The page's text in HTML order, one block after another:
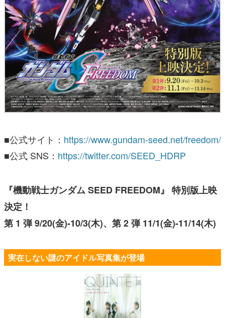
■公式サイト： https://www.gundam-seed.net/freedom/
■公式 SNS： https://twitter.com/SEED_HDRP
『機動戦士ガンダム SEED FREEDOM』 特別版上映
決定！
第 1 弾 9/20(金)-10/3(木)、第 2 弾 11/1(金)-11/14(木)
実在しない謎のアイドル写真集が登場